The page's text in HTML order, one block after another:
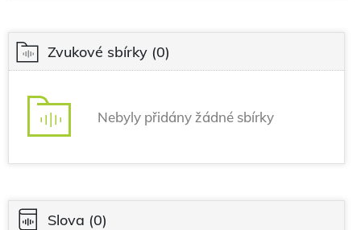
Zvukové sbírky (0)
Nebyly přidány žádné sbírky
Slova (0)